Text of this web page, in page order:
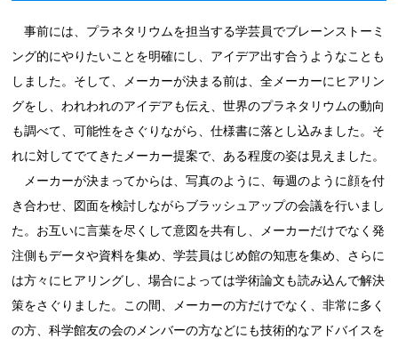
事前には、プラネタリウムを担当する学芸員でブレーンストーミ
ング的にやりたいことを明確にし、アイデア出す合うようなことも
しました。そして、メーカーが決まる前は、全メーカーにヒアリン
グをし、われわれのアイデアも伝え、世界のプラネタリウムの動向
も調べて、可能性をさぐりながら、仕様書に落とし込みました。そ
れに対してでてきたメーカー提案で、ある程度の姿は見えました。
メーカーが決まってからは、写真のように、毎週のように顔を付
き合わせ、図面を検討しながらブラッシュアップの会議を行いまし
た。お互いに言葉を尽くして意図を共有し、メーカーだけでなく発
注側もデータや資料を集め、学芸員はじめ館の知恵を集め、さらに
は方々にヒアリングし、場合によっては学術論文も読み込んで解決
策をさぐりました。この間、メーカーの方だけでなく、非常に多く
の方、科学館友の会のメンバーの方などにも技術的なアドバイスを